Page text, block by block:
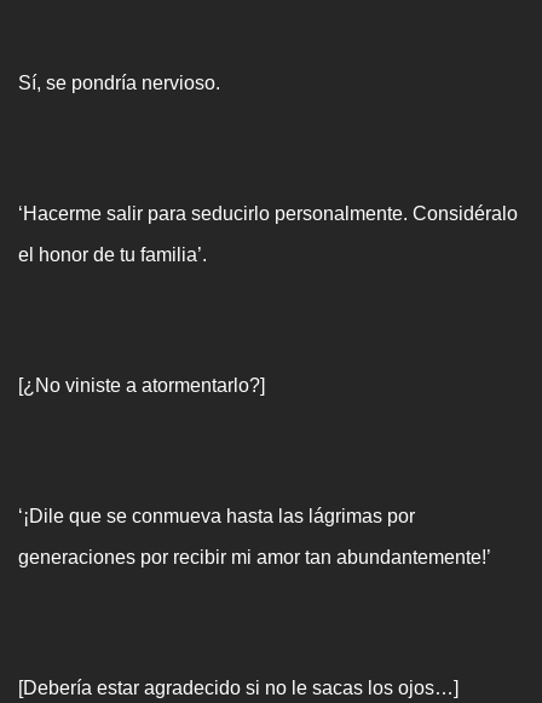
Sí, se pondría nervioso.
‘Hacerme salir para seducirlo personalmente. Considéralo
el honor de tu familia’.
[¿No viniste a atormentarlo?]
‘¡Dile que se conmueva hasta las lágrimas por
generaciones por recibir mi amor tan abundantemente!’
[Debería estar agradecido si no le sacas los ojos…]